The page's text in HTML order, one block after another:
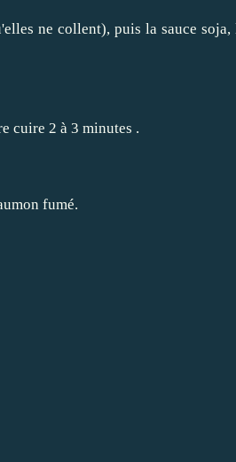
ne collent), puis la sauce
cuire 2 à 3 minutes .
fumé.